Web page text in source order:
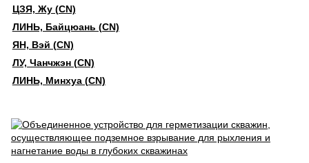
ЦЗЯ, Жу (CN)
ЛИНЬ, Байцюань (CN)
ЯН, Вэй (CN)
ЛУ, Чанчжэн (CN)
ЛИНЬ, Минхуа (CN)